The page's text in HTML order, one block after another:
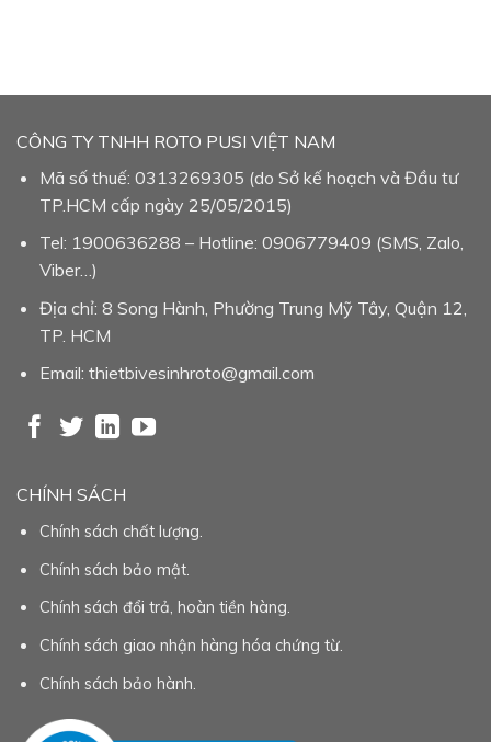
CÔNG TY TNHH ROTO PUSI VIỆT NAM
Mã số thuế: 0313269305 (do Sở kế hoạch và Đầu tư
TP.HCM cấp ngày 25/05/2015)
Tel: 1900636288 – Hotline: 0906779409 (SMS, Zalo,
Viber…)
Địa chỉ: 8 Song Hành, Phường Trung Mỹ Tây, Quận 12,
TP. HCM
Email: thietbivesinhroto@gmail.com
CHÍNH SÁCH
Chính sách chất lượng.
Chính sách bảo mật.
Chính sách đổi trả, hoàn tiền hàng.
Chính sách giao nhận hàng hóa chứng từ.
Chính sách bảo hành.